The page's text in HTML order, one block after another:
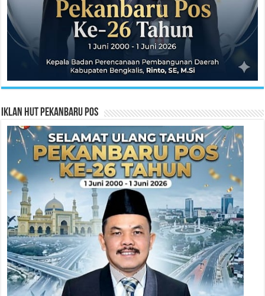
Iklan HUT Pekanbaru Pos